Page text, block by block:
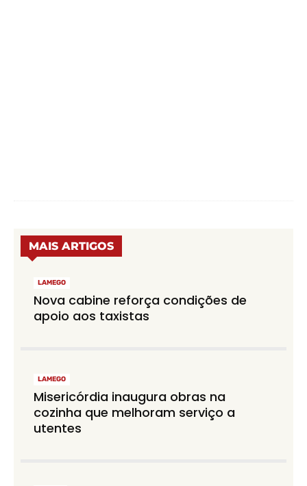
MAIS ARTIGOS
LAMEGO
Nova cabine reforça condições de
apoio aos taxistas
LAMEGO
Misericórdia inaugura obras na
cozinha que melhoram serviço a
utentes